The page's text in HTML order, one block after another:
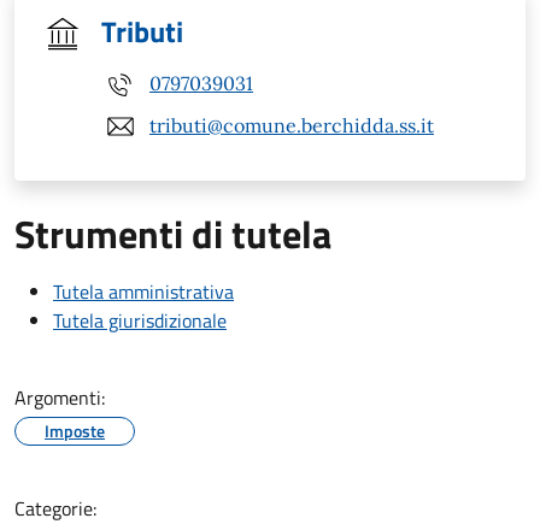
Tributi
0797039031
tributi@comune.berchidda.ss.it
Strumenti di tutela
Tutela amministrativa
Tutela giurisdizionale
Argomenti:
Imposte
Categorie: